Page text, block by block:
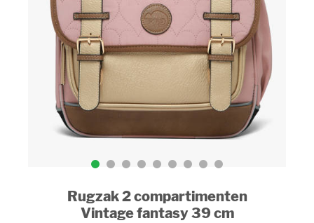
Rugzak 2 compartimenten
Vintage fantasy 39 cm